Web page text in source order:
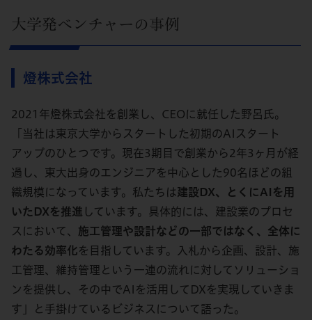
大学発ベンチャーの事例
燈株式会社
2021年燈株式会社を創業し、CEOに就任した野呂氏。
「当社は東京大学からスタートした初期のAIスタート
アップのひとつです。現在3期目で創業から2年3ヶ月が経
過し、東大出身のエンジニアを中心とした90名ほどの組
織規模になっています。私たちは 建設DX、とくにAIを用
いたDXを推進 しています。具体的には、建設業のプロセ
スにおいて、 施工管理や設計などの一部ではなく、全体に
わたる効率化を目指しています。入札から企画、設計、施
工管理、維持管理という一連の流れに対してソリューショ
ンを提供し、その中でAIを活用してDXを実現していきま
す」と手掛けているビジネスについて語った。